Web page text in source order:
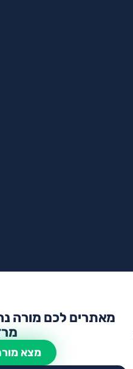
מאתרים לכם מורה
מצא